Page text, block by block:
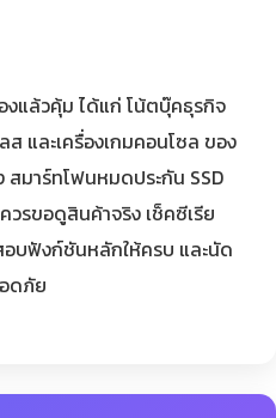
แล้วคุ้ม ได้แก่ โน้ตบุ๊คธุรกิจ
และเครื่องเกมคอนโซล ของ
มาร์ทโฟนหมดประกัน SSD
วรขอดูสินค้าจริง เช็คซีเรีย
บฟังก์ชันหลักให้ครบ และนัด
ดภัย